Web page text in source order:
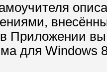
в Приложении
для Windows